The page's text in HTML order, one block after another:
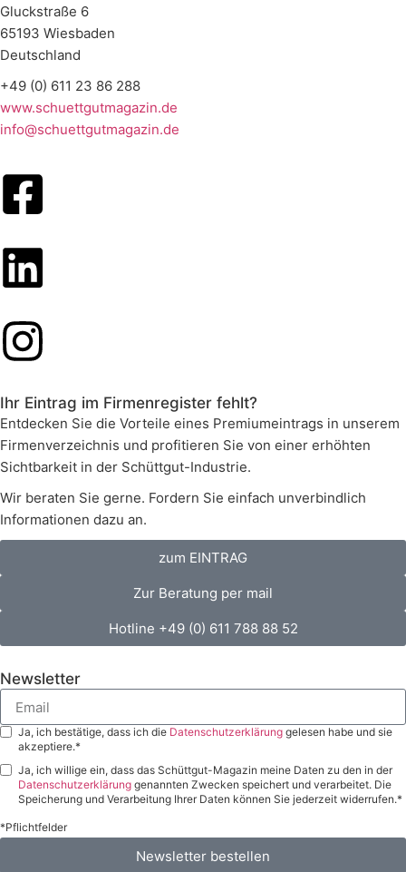
Gluckstraße 6
65193 Wiesbaden
Deutschland
+49 (0) 611 23 86 288
www.schuettgutmagazin.de
info@schuettgutmagazin.de
Ihr Eintrag im Firmenregister fehlt?
Entdecken Sie die Vorteile eines Premiumeintrags in unserem
Firmenverzeichnis und profitieren Sie von einer erhöhten
Sichtbarkeit in der Schüttgut-Industrie.
Wir beraten Sie gerne. Fordern Sie einfach unverbindlich
Informationen dazu an.
zum EINTRAG
Zur Beratung per mail
Hotline +49 (0) 611 788 88 52
Newsletter
Ja, ich bestätige, dass ich die Datenschutzerklärung gelesen habe und sie
akzeptiere.*
Ja, ich willige ein, dass das Schüttgut-Magazin meine Daten zu den in der
Datenschutzerklärung genannten Zwecken speichert und verarbeitet. Die
Speicherung und Verarbeitung Ihrer Daten können Sie jederzeit widerrufen.*
*Pflichtfelder
Newsletter bestellen